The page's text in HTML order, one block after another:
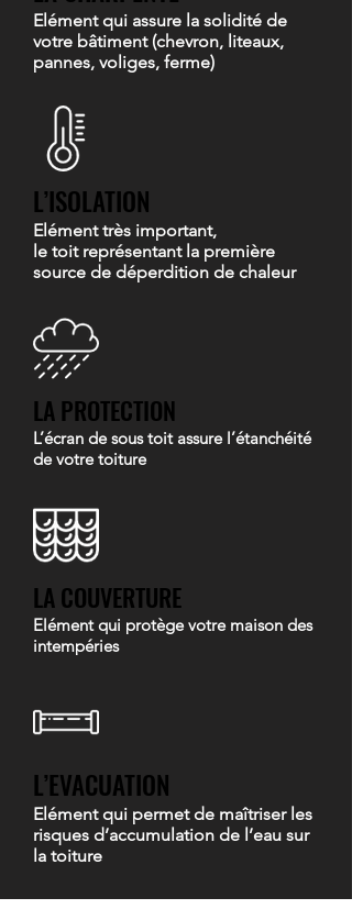
Elément qui assure la solidité de
votre bâtiment (chevron, liteaux,
pannes, voliges, ferme)
L’ISOLATION
Elément très important,
le toit représentant la première
source de déperdition de chaleur
LA PROTECTION
L’écran de sous toit assure l’étanchéité
de votre toiture
LA COUVERTURE
Elément qui protège votre maison des
intempéries
L’EVACUATION
Elément qui permet de maîtriser les
risques d’accumulation de l’eau sur
la toiture